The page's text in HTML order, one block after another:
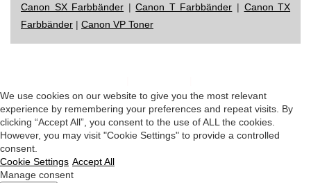
Canon SX Farbbänder |Canon T Farbbänder | Canon TX
Farbbänder | Canon VP Toner
We use cookies on our website to give you the most relevant
experience by remembering your preferences and repeat visits. By
clicking “Accept All”, you consent to the use of ALL the cookies.
However, you may visit "Cookie Settings" to provide a controlled
consent.
Cookie Settings Accept All
Manage consent